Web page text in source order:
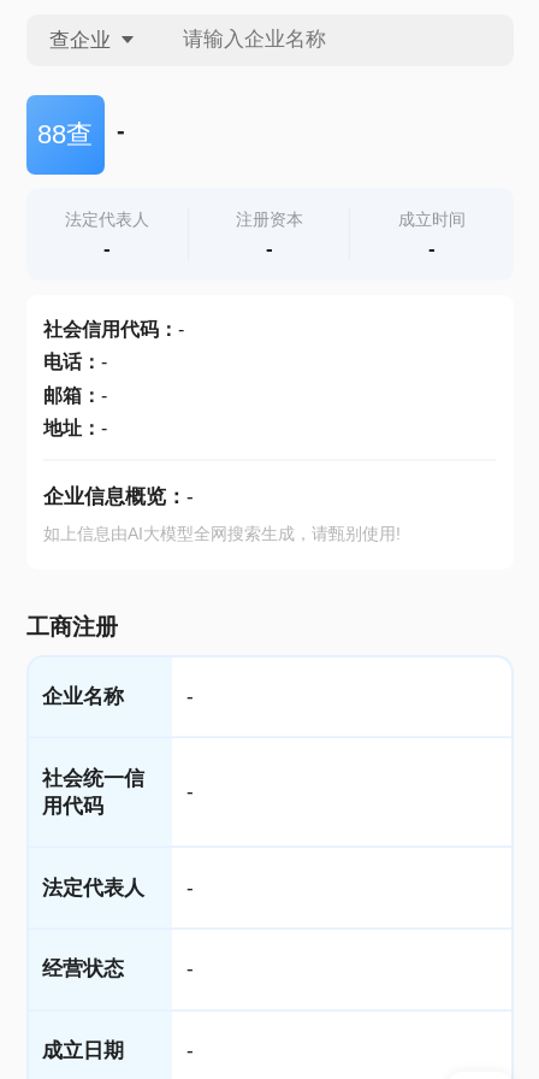
查企业
查企业
查产地
88查 -
法定代表人
-
注册资本
-
成立时间
-
社会信用代码： -
电话： -
邮箱： -
地址： -
企业信息概览： -
如上信息由AI大模型全网搜索生成，请甄别使用!
工商注册
企业名称 -
社会统一信
用代码
-
法定代表人 -
经营状态 -
成立日期 -